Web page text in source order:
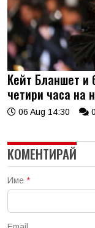
Кейт Бланшет и
четири часа на
06 Aug 14:30 0
КОМЕНТИРАЙ
Име *